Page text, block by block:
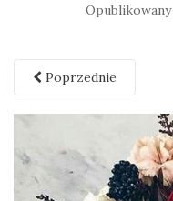
Opublikowany
Poprzednie